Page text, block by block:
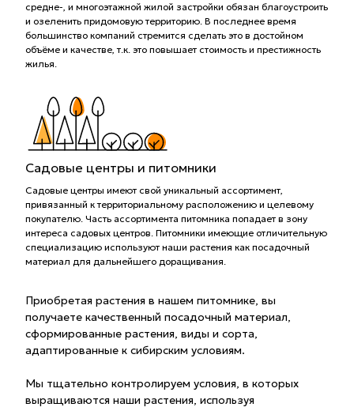
средне-, и многоэтажной жилой застройки обязан благоустроить
и озеленить придомовую территорию. В последнее время
большинство компаний стремится сделать это в достойном
объёме и качестве, т.к. это повышает стоимость и престижность
жилья.
Садовые центры и питомники
Садовые центры имеют свой уникальный ассортимент,
привязанный к территориальному расположению и целевому
покупателю. Часть ассортимента питомника попадает в зону
интереса садовых центров. Питомники имеющие отличительную
специализацию используют наши растения как посадочный
материал для дальнейшего доращивания.
Приобретая растения в нашем питомнике, вы
получаете качественный посадочный материал,
сформированные растения, виды и сорта,
адаптированные к сибирским условиям.
Мы тщательно контролируем условия, в которых
выращиваются наши растения, используя